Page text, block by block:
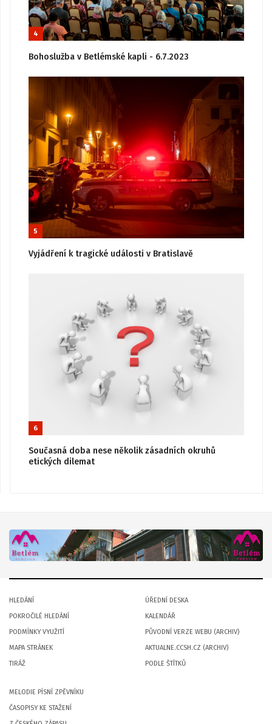
4
Bohoslužba v Betlémské kapli - 6.7.2023
5
Vyjádření k tragické události v Bratislavě
6
Současná doba nese několik zásadních okruhů
etických dilemat
HLEDÁNÍ
POKROČILÉ HLEDÁNÍ
PODMÍNKY VYUŽITÍ
MAPA STRÁNEK
TIRÁŽ
ÚŘEDNÍ DESKA
KALENDÁŘ
PŮVODNÍ VERZE WEBU (ARCHIV)
AKTUALNE.CCSH.CZ (ARCHIV)
PODLE ŠTÍTKŮ
MELODIE PÍSNÍ ZPĚVNÍKU
ČASOPISY KE STAŽENÍ